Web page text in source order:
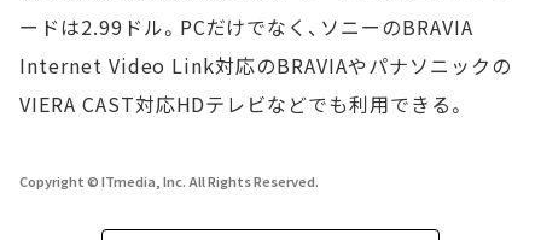
ードは2.99ドル。PCだけでなく、ソニーのBRAVIA
Internet Video Link対応のBRAVIAやパナソニックの
VIERA CAST対応HDテレビなどでも利用できる。
Copyright © ITmedia, Inc. All Rights Reserved.